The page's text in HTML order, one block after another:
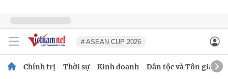
# ASEAN CUP 2026
Chính trị Thời sự Kinh doanh Dân tộc và Tôn giáo